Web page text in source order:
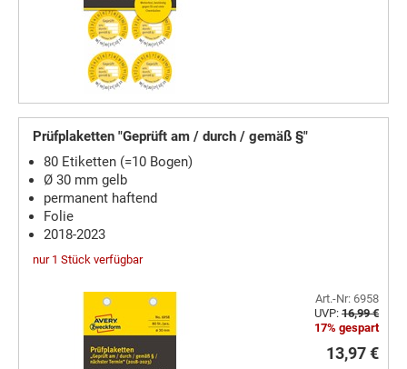
Prüfplaketten "Geprüft am / durch / gemäß §"
80 Etiketten (=10 Bogen)
Ø 30 mm gelb
permanent haftend
Folie
2018-2023
nur 1 Stück verfügbar
Art.-Nr: 6958
UVP: 16,99 €
17% gespart
13,97 €